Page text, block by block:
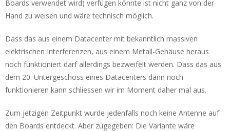
Boards verwendet wird) verfügen könnte ist nicht ganz von der
Hand zu weisen und wäre technisch möglich.
Dass das aus einem Datacenter mit bekanntlich massiven
elektrischen Interferenzen, aus einem Metall-Gehäuse heraus
noch funktioniert darf allerdings bezweifelt werden. Dass das aus
dem 20. Untergeschoss eines Datacenters dann noch
funktionieren kann schliessen wir im Moment daher mal aus.
Zum jetzigen Zeitpunkt wurde jedenfalls noch keine Antenne auf
den Boards entdeckt. Aber zugegeben: Die Variante wäre